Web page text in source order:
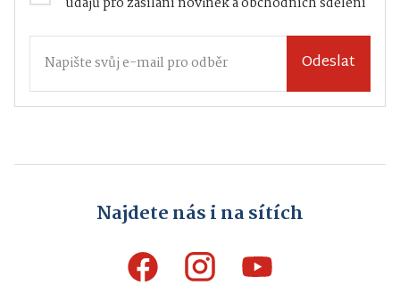
Odeslat
Najdete nás i na sítích